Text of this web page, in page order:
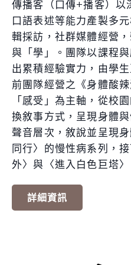
傳播客（口傳+播客）以
口語表述等能力產製多
輯採訪，社群媒體經營
與「學」。團隊以課程
出累積經驗實力，由學
前團隊經營之《身體酸
「感受」為主軸，從校
換敘事方式，呈現身體
聲音層次，敘說並呈現
同行〉的慢性病系列，
外〉與〈進入白色巨塔〉
詳細資訊